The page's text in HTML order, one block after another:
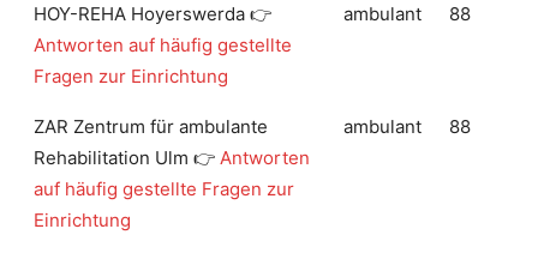
HOY-REHA Hoyerswerda 👉
Antworten auf häufig gestellte
Fragen zur Einrichtung
ambulant 88
ZAR Zentrum für ambulante
Rehabilitation Ulm 👉 Antworten
auf häufig gestellte Fragen zur
Einrichtung
ambulant 88